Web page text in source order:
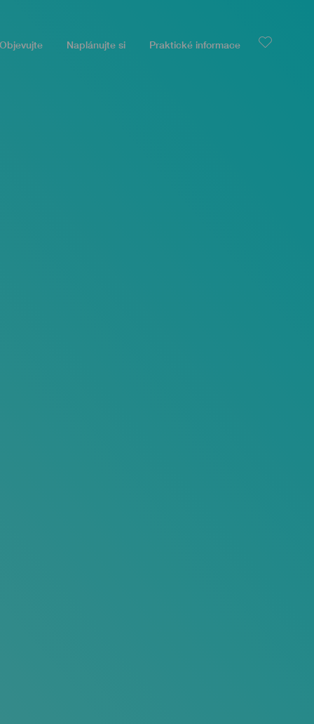
Naplánujte si Praktické informace